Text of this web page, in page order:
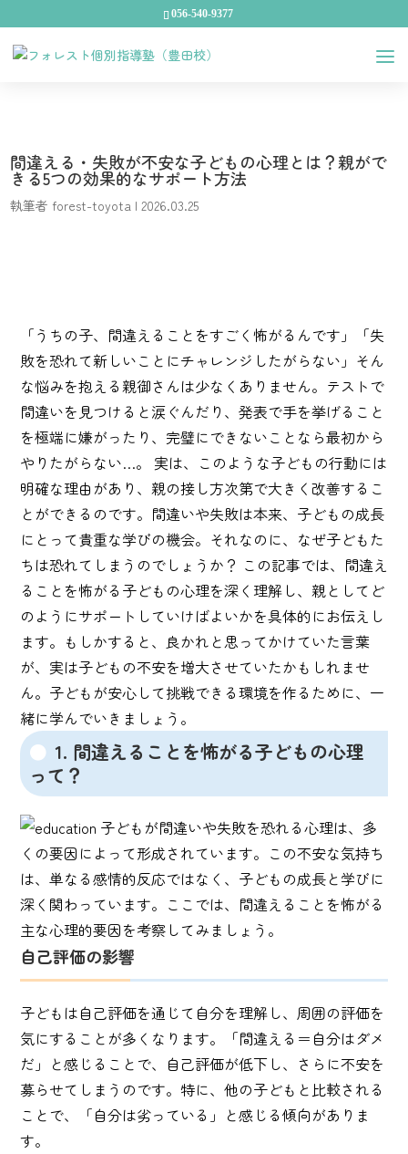
056-540-9377
間違える・失敗が不安な子どもの心理とは？親がで
きる5つの効果的なサポート方法
執筆者forest-toyota |2026.03.25
「うちの子、間違えることをすごく怖がるんです」「失
敗を恐れて新しいことにチャレンジしたがらない」そん
な悩みを抱える親御さんは少なくありません。テストで
間違いを見つけると涙ぐんだり、発表で手を挙げること
を極端に嫌がったり、完璧にできないことなら最初から
やりたがらない…。 実は、このような子どもの行動には
明確な理由があり、親の接し方次第で大きく改善するこ
とができるのです。間違いや失敗は本来、子どもの成長
にとって貴重な学びの機会。それなのに、なぜ子どもた
ちは恐れてしまうのでしょうか？ この記事では、間違え
ることを怖がる子どもの心理を深く理解し、親としてど
のようにサポートしていけばよいかを具体的にお伝えし
ます。もしかすると、良かれと思ってかけていた言葉
が、実は子どもの不安を増大させていたかもしれませ
ん。子どもが安心して挑戦できる環境を作るために、一
緒に学んでいきましょう。
1. 間違えることを怖がる子どもの心理
って？
子どもが間違いや失敗を恐れる心理は、多
くの要因によって形成されています。この不安な気持ち
は、単なる感情的反応ではなく、子どもの成長と学びに
深く関わっています。ここでは、間違えることを怖がる
主な心理的要因を考察してみましょう。
自己評価の影響
子どもは自己評価を通じて自分を理解し、周囲の評価を
気にすることが多くなります。「間違える＝自分はダメ
だ」と感じることで、自己評価が低下し、さらに不安を
募らせてしまうのです。特に、他の子どもと比較される
ことで、「自分は劣っている」と感じる傾向がありま
す。